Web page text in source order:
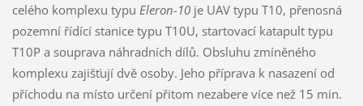
celého komplexu typu Eleron-10je UAV typu T10, přenosná
pozemní řídící stanice typu T10U, startovací katapult typu
T10P a souprava náhradních dílů. Obsluhu zmíněného
komplexu zajišťují dvě osoby. Jeho příprava k nasazení od
příchodu na místo určení přitom nezabere více než 15 min.